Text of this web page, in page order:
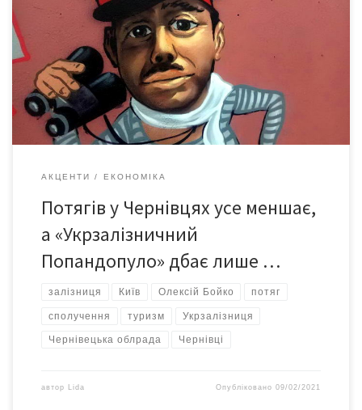
підприємства «Акціонерне товариство «Українська
залізниця» (Укрзалізниця) навряд чи бачили культовий
радянський фільм, що посів 5-те місце у загальному списку
лідерів прокату з переглядом у 75 мільйонів глядачів, «Весілля
в Малинівці». Одним із головних героїв музичної комедії був
ад’ютант ватажка банди Грициана Таврічєского злодій […]
АКЦЕНТИ ЕКОНОМІКА
Потягів у Чернівцях усе меншає,
а «Укрзалізничний
Попандопуло» дбає лише …
залізниця Київ Олексій Бойко потяг
сполучення туризм Укрзалізниця
Чернівецька облрада Чернівці
автор Lida Опубліковано09/02/2021